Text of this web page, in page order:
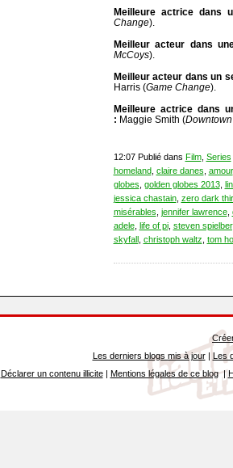
Meilleure actrice dans
Change).
Meilleur acteur dans
McCoys).
Meilleur acteur dans un
Harris (Game Change).
Meilleure actrice dans
: Maggie Smith (
12:07 Publié dans Film, Series
homeland, claire danes amour
globes golden globes 2013,
jessica chastain, zero dark
misérables jennifer lawrence,
adele, life of pi, steven
skyfall, christoph waltz tom
Les derniers blogs mis à jour| Les
Déclarer un contenu illicite| Mentions légales de ce blog|